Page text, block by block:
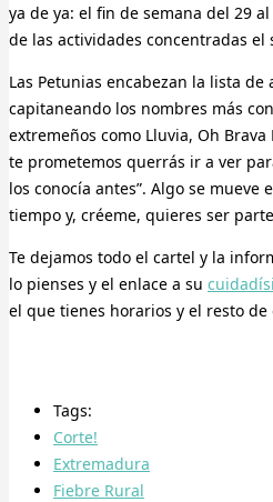
ya de ya: el fin de semana del 29
de las actividades concentradas el
Las Petunias encabezan la lista de
capitaneando los nombres más
extremeños como Lluvia, Oh
te prometemos querrás ir a ver
los conocía antes”. Algo se mueve
tiempo y, créeme, quieres ser
Te dejamos todo el cartel y la
lo pienses y el enlace a su
el que tienes horarios y el resto
Tags:
Corte!
Extremadura
Fiebre Rural